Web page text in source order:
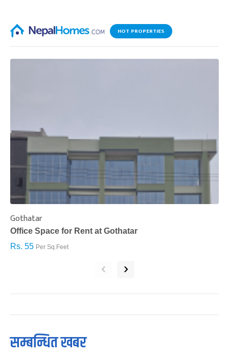
HOT PROPERTIES
Gothatar
Office Space for Rent at Gothatar
Rs. 55 Per Sq.Feet
‹ ›
सम्बन्धित खबर